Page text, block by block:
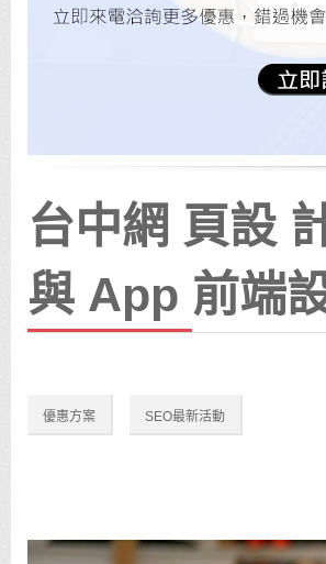
台中網 頁設
與 App 前端
優惠方案 SEO最新活動